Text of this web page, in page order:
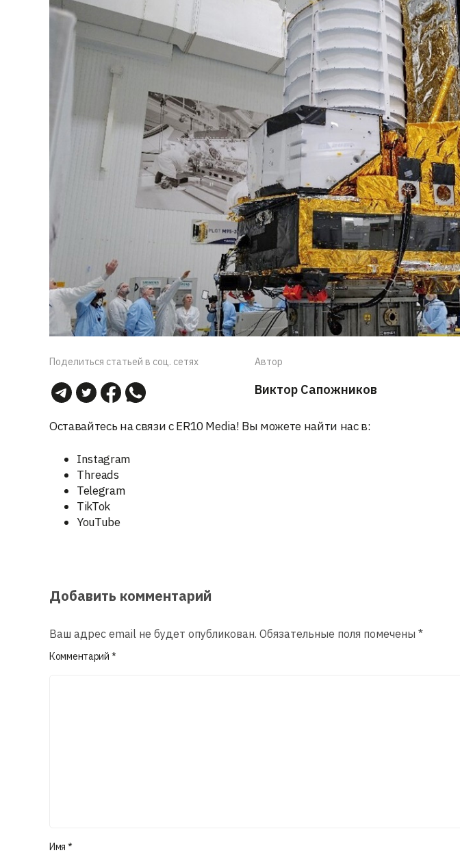
Поделиться статьей в соц. сетях Автор
Виктор Сапожников
Оставайтесь на связи с ER10 Media! Вы можете найти нас в:
Instagram
Threads
Telegram
TikTok
YouTube
Добавить комментарий
Ваш адрес email не будет опубликован. Обязательные поля помечены *
Комментарий *
Имя *